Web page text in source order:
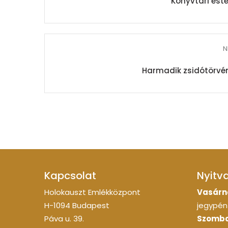
Harmadik
Kapcsolat
Holokauszt Emlékközpont
H-1094 Budapest
Páva u. 39.